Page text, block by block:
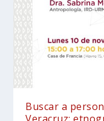
Buscar a